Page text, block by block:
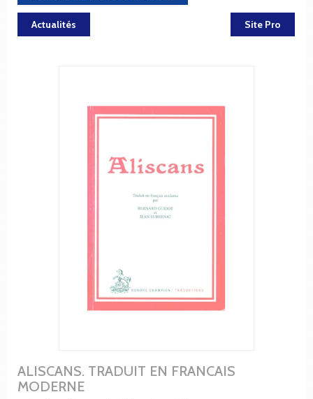
Actualités Site Pro
ALISCANS. TRADUIT EN FRANCAIS
MODERNE